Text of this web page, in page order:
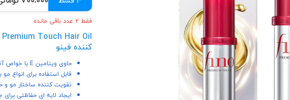
فقط ۲ عدد باقی مانده
کننده فینو
حاوی ویتامین E با خواص آنتی اکسیدان های طبیعی و اسیدهای چرب برای تغذیه ساقه ها
قابل استفاده برای
تقویت کننده ساختار مو
ایجاد لایه ای حفاظتی